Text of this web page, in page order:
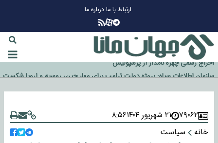
ارتباط با مادرباره ما
گزینه جدایی اوسمار روی میز مدیران پرسپولیس
آیا رئیس جمهور آمریکا قانون را دور می‌زند؟
اخراج رسمی چهره نامدار از پرسپولیس
سازمان اطلاعات سپاه: پروژه دولت ترامپ برای مهار چین، روسیه و اروپا شکست
خورد
۷۹۰۶۲ ۲۱ شهریور ۱۴۰۴
۸:۵۶
خانه
سیاست